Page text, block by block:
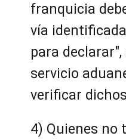
franquicia
vía
para declarar",
servicio
verificar
4) Quienes no